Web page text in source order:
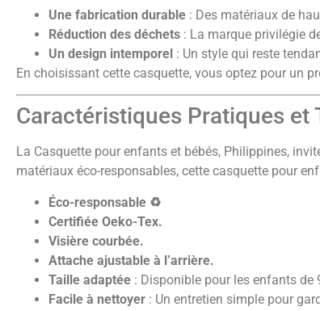
Une fabrication durable : Des matériaux de
Réduction des déchets : La marque privilégie
Un design intemporel : Un style qui reste
En choisissant cette casquette, vous optez pour un
Caractéristiques Pratiques et
La Casquette pour enfants et bébés, Philippines,
matériaux éco-responsables, cette casquette pour
Éco-responsable ♻️
Certifiée Oeko-Tex.
Visière courbée.
Attache ajustable à l’arrière.
Taille adaptée : Disponible pour les enfants de
Facile à nettoyer : Un entretien simple pour